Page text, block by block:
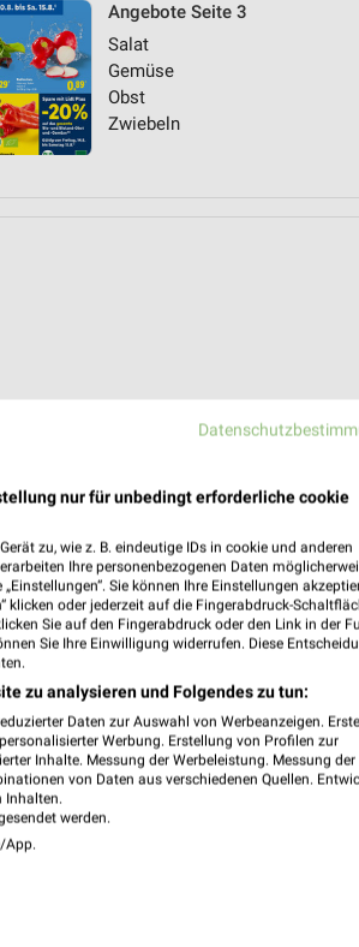
Angebote Seite 3
Salat
Gemüse
Obst
Zwiebeln
❯
Lidl Prospekt
Mo. den 03.08.
Gültig von 03. Aug.
📅 Kalendereintrag
PROSPEKT
nur für unbedingt erforderliche cookie
zu, wie z. B. eindeutige IDs in cookie und anderen
Ihre personenbezogenen Daten
Sie können Ihre Einstellungen
klicken oder jederzeit auf die Fingerabdruck-
Sie auf den Fingerabdruck oder den Link in der
Sie Ihre Einwilligung widerrufen. Diese
zu analysieren und Folgendes zu tun:
Daten zur Auswahl von Werbeanzeigen.
Werbung. Erstellung von Profilen zur
Inhalte. Messung der Werbeleistung. Messung der
von Daten aus verschiedenen Quellen.
Inhalten.
werden.
App.